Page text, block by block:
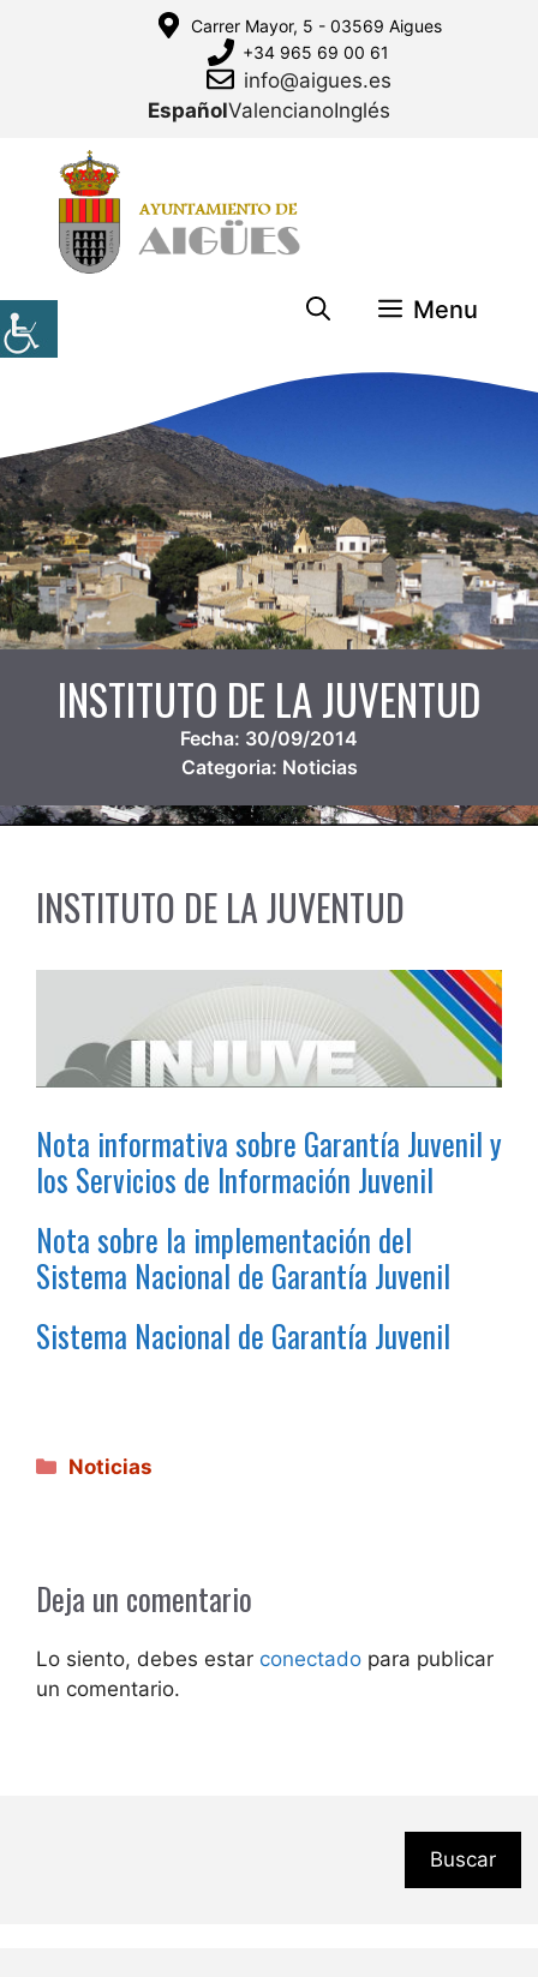
Carrer Mayor, 5 - 03569 Aigues
+34 965 69 00 61
info@aigues.es
EspañolValencianoInglés
Menu
INSTITUTO DE LA JUVENTUD
Fecha: 30/09/2014
Categoria: Noticias
INSTITUTO DE LA JUVENTUD
Nota informativa sobre Garantía Juvenil y
los Servicios de Información Juvenil
Nota sobre la implementación del
Sistema Nacional de Garantía Juvenil
Sistema Nacional de Garantía Juvenil
Categorías
Noticias
Deja un comentario
Lo siento, debes estar conectado para publicar
un comentario.
Buscar